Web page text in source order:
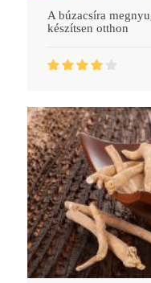
A búzacsíra
készítsen otthon